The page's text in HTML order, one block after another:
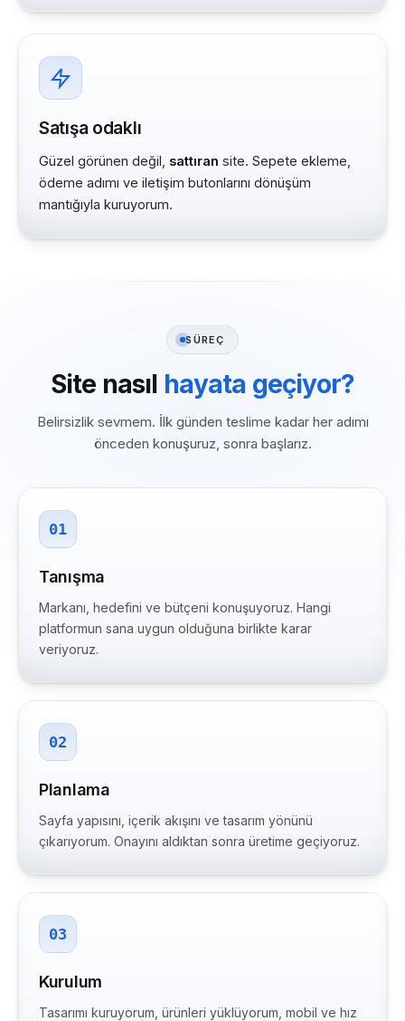
Satışa odaklı
Güzel görünen değil, sattıran site. Sepete ekleme,
ödeme adımı ve iletişim butonlarını dönüşüm
mantığıyla kuruyorum.
SÜREÇ
Site nasıl hayata geçiyor?
Belirsizlik sevmem. İlk günden teslime kadar her adımı
önceden konuşuruz, sonra başlarız.
01
Tanışma
Markanı, hedefini ve bütçeni konuşuyoruz. Hangi
platformun sana uygun olduğuna birlikte karar
veriyoruz.
02
Planlama
Sayfa yapısını, içerik akışını ve tasarım yönünü
çıkarıyorum. Onayını aldıktan sonra üretime geçiyoruz.
03
Kurulum
Tasarımı kuruyorum, ürünleri yüklüyorum, mobil ve hız